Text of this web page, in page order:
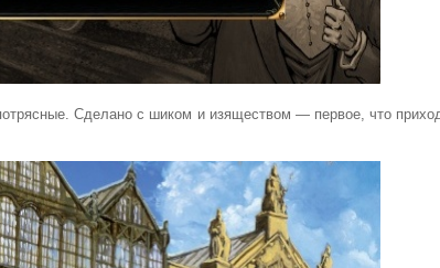
Сделано с шиком и изяществом — первое, что